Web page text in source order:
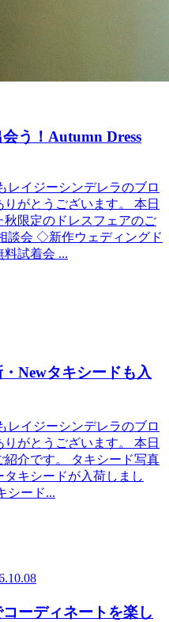
う！Autumn Dress
レイジーシンデレラのブロ
がとうございます。 本日
限定のドレスフェアのご
談会 ◇新作ウェディングド
料試着会 ...
Newタキシードも入
レイジーシンデレラのブロ
がとうございます。 本日
介です。 タキシード写真
キシードが入荷しまし
シード...
ーディネートを楽し